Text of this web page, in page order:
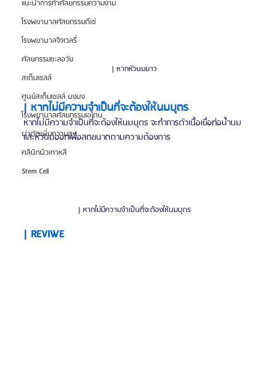
แนะนำการทำศัลยกรรมความงาม
โรงพยาบาลศัลยกรรมดีเซ่
โรงพยาบาลจิวเวลรี่
ศัลยกรรมชะลอวัย
สเต็มเซลล์
ศูนย์สเต็มเซลล์ บงบง
โรงพยาบาลศัลยกรรมเอโตน
ผ่าตัดเพิ่มความสูง
คลินิกผิวเกาหลี
Stem Cell
| หากหัวนมยาว
| หากไม่มีความจำเป็นที่จะต้องให้นมบุตร
หากไม่มีความจำเป็นที่จะต้องให้นมบุตร จะทำการตัวเนื้อเยื่อท่อน้ำนม
และหัวนมออกเพื่อลดขนาดตามความต้องการ
| หากไม่มีความจำเป็นที่จะต้องให้นมบุตร
| REVIWE